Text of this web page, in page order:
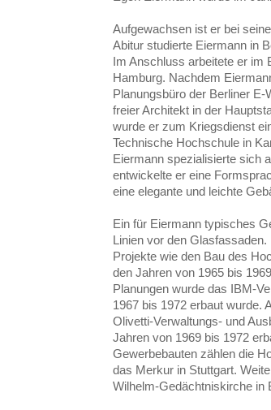
Aufgewachsen ist er bei
Abitur studierte Eiermann in
Im Anschluss arbeitete er im
Hamburg. Nachdem
Planungsbüro der Berliner
freier Architekt in der
wurde er zum Kriegsdienst
Technische Hochschule in
Eiermann spezialisierte sich
entwickelte er eine
eine elegante und leichte
Ein für Eiermann typisches
Linien vor den
Projekte wie den Bau des
den Jahren von 1965 bis
Planungen wurde das IBM-
1967 bis 1972 erbaut wurde.
Olivetti-Verwaltungs- und
Jahren von 1969 bis 1972
Gewerbebauten zählen die
das Merkur in Stuttgart.
Wilhelm-Gedächtniskirche in